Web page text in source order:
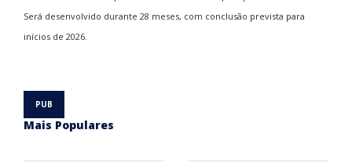
Será desenvolvido durante 28 meses, com conclusão prevista para
inícios de 2026.
Mais Populares